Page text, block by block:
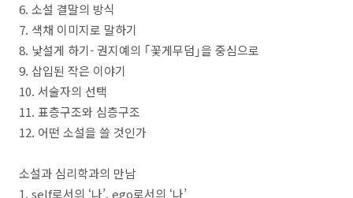
6. 소설 결말의 방식
7. 색채 이미지로 말하기
8. 낯설게 하기- 권지예의 ｢꽃게무덤 ｣을 중심으로
9. 삽입된 작은 이야기
10. 서술자의 선택
11. 표층구조와 심층구조
12. 어떤 소설을 쓸 것인가
소설과 심리학과의 만남
1. self로서의 ‘나’, ego로서의 ‘나’